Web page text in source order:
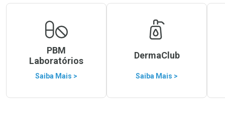
PBM
Laboratórios
Saiba Mais >
DermaClub
Saiba Mais >